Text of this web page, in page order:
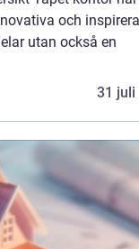
och
utan också en
31 juli